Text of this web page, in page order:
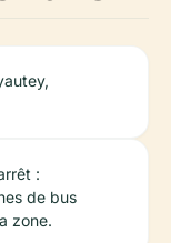
:
de bus
zone.